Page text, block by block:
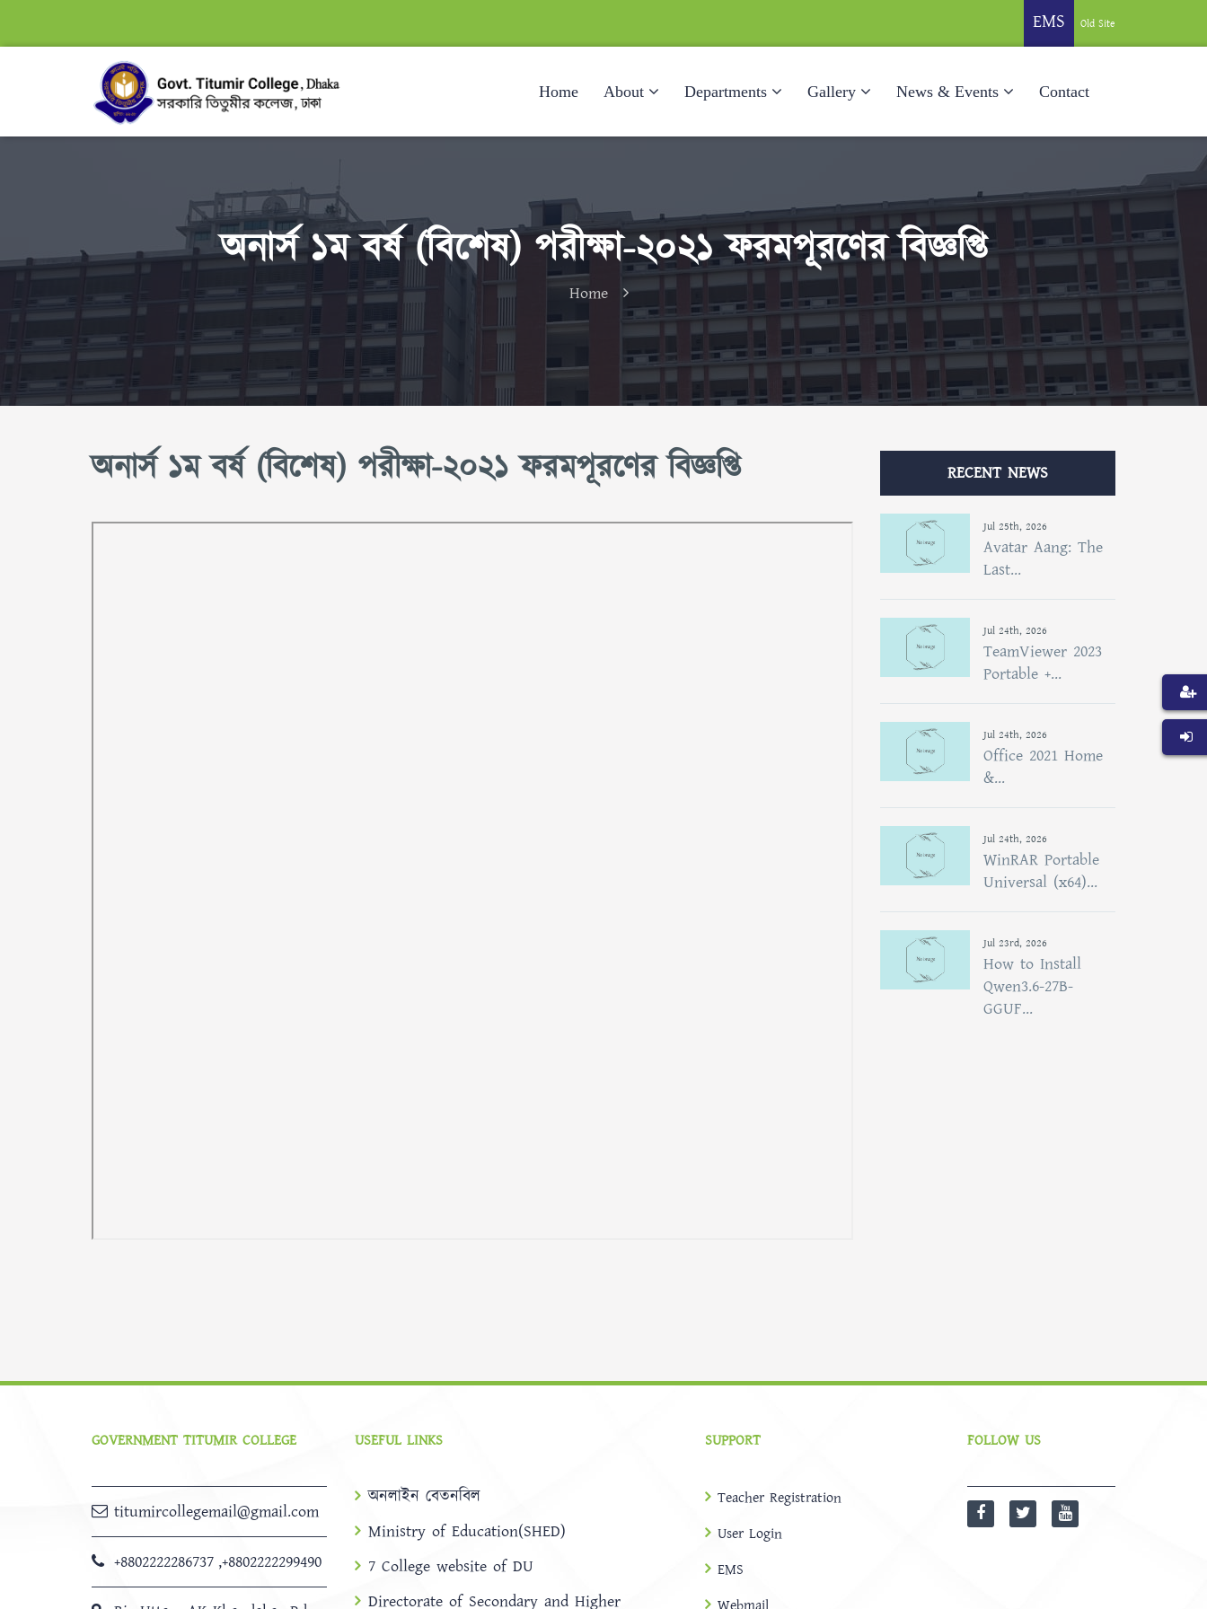
EMS Old Site
Home About Departments Gallery News & Events Contact
অনার্স ১ম বর্ষ (বিশেষ) পরীক্ষা-২০২১ ফরমপূরণের বিজ্ঞপ্তি
Home
অনার্স ১ম বর্ষ (বিশেষ) পরীক্ষা-২০২১ ফরমপূরণের বিজ্ঞপ্তি RECENT NEWS
Jul 25th, 2026
Avatar Aang: The
Last...
Jul 24th, 2026
TeamViewer 2023
Portable +...
Jul 24th, 2026
Office 2021 Home
&...
Jul 24th, 2026
WinRAR Portable
Universal (x64)...
Jul 23rd, 2026
How to Install
Qwen3.6-27B-
GGUF...
GOVERNMENT TITUMIR COLLEGE
titumircollegemail@gmail.com
+8802222286737 ,+8802222299490
USEFUL LINKS
অনলাইন বেতনবিল
Ministry of Education(SHED)
7 College website of DU
Directorate of Secondary and Higher
SUPPORT
Teacher Registration
User Login
EMS
FOLLOW US